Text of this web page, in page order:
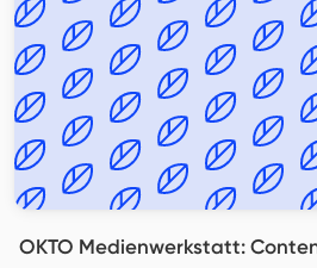
OKTO Medienwerkstatt: